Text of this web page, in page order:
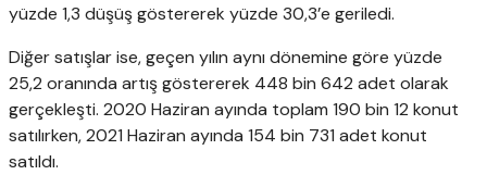
yüzde 1,3 düşüş göstererek yüzde 30,3’e geriledi.
Diğer satışlar ise, geçen yılın aynı dönemine göre yüzde
25,2 oranında artış göstererek 448 bin 642 adet olarak
gerçekleşti. 2020 Haziran ayında toplam 190 bin 12 konut
satılırken, 2021 Haziran ayında 154 bin 731 adet konut
satıldı.